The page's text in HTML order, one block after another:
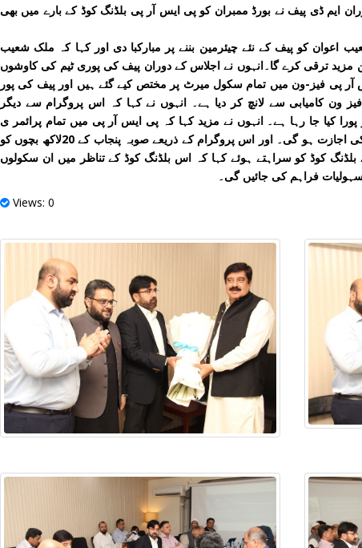
ایم ڈی پیف نے بورڈ ممبران کو پی ایس آر پی بلڈنگ کوڈ کے بارے میں بھی
اعوان کو پیف کے نئے چیئرمین بننے پر مبارکبا دی اور کہا کہ ملک شعیب
مزید ترقی کرے گا۔انہوں نے اجلاس کے دوران پیف کی پوری ٹیم کی کاوشوں
آر پی فیز-ون میں تمام سکول میرٹ پر مختص کیے گئے ہیں اور پیف کی پور
ون کامیابی سے لانچ کر دیا ہے۔ انہوں نے کہا کہ اس پروگرام سے دیگر
کیا جا رہا ہے۔ انہوں نے مزید کہا کہ پی ایس آر پی میں تمام پرائمر ی
سکولوں کو مڈل لیول تک بچوں کو داخل کر نے کی اجازت ہو گی۔ اور اس پروگرام کے ذریعے صوبہ پنجاب کے 20لاکھ بچوں کو
بلڈنگ کوڈ کو سراہتے ہوئے کہا کہ اس بلڈنگ کوڈ کے تناظر میں ان سکولوں
فراہم کی جائیں گی۔
Views: 0